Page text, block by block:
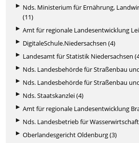
Nds. Ministerium für Ernährung,
(11)
Amt für regionale Landesentwicklung
DigitaleSchule.Niedersachsen (4)
Landesamt für Statistik Niedersachsen
Nds. Landesbehörde für Straßenbau
Nds. Landesbehörde für Straßenbau
Nds. Staatskanzlei (4)
Amt für regionale Landesentwicklung
Nds. Landesbetrieb für
Oberlandesgericht Oldenburg (3)